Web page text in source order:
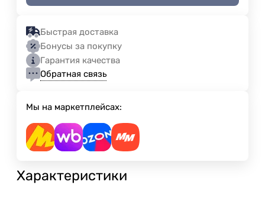
Быстрая доставка
Бонусы за покупку
Гарантия качества
Обратная связь
Мы на маркетплейсах:
Характеристики